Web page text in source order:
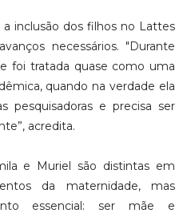
a inclusão dos filhos no Lattes
necessários. "Durante
foi tratada quase como uma
quando na verdade ela
pesquisadoras e precisa ser
acredita.
e Muriel são distintas em
da maternidade, mas
essencial: ser mãe e